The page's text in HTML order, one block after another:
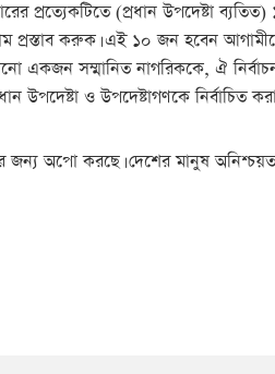
প্রত্যেকটিতে (প্রধান উপদেষ্টা
করুক। এই ১০ জন হবেন আগামীতে
একজন সম্মানিত নাগরিককে, ঐ
উপদেষ্টা ও উপদেষ্টাগণকে
জন্য অপো করছে। দেশের মানুষ